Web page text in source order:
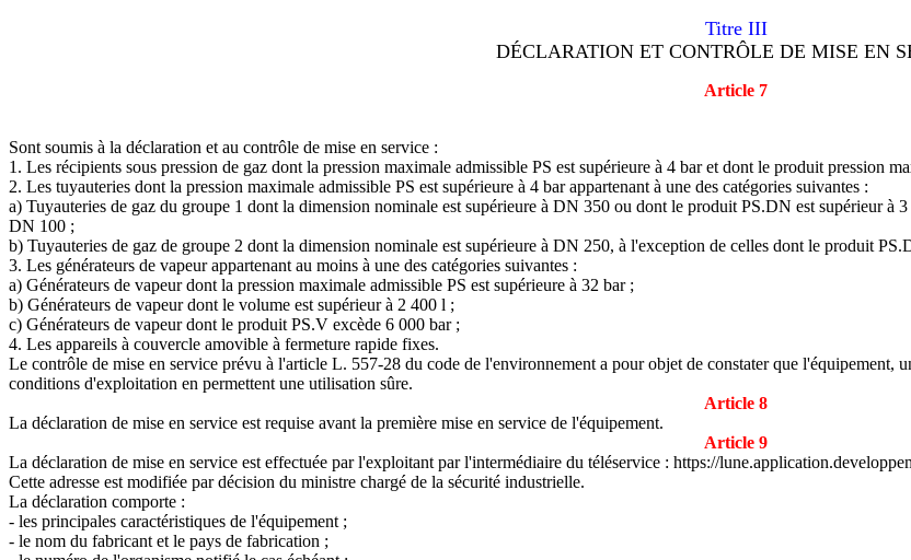
Titre III
DÉCLARATION ET CONTRÔLE DE MISE EN
Article 7
Sont soumis à la déclaration et au contrôle de mise en service :
1. Les récipients sous pression de gaz dont la pression maximale admissible PS est supérieure à 4 bar et dont le produit pression
2. Les tuyauteries dont la pression maximale admissible PS est supérieure à 4 bar appartenant à une des catégories suivantes :
a) Tuyauteries de gaz du groupe 1 dont la dimension nominale est supérieure à DN 350 ou dont le produit PS.DN est supérieur à
DN 100 ;
b) Tuyauteries de gaz de groupe 2 dont la dimension nominale est supérieure à DN 250, à l'exception de celles dont le produit
3. Les générateurs de vapeur appartenant au moins à une des catégories suivantes :
a) Générateurs de vapeur dont la pression maximale admissible PS est supérieure à 32 bar ;
b) Générateurs de vapeur dont le volume est supérieur à 2 400 l ;
c) Générateurs de vapeur dont le produit PS.V excède 6 000 bar ;
4. Les appareils à couvercle amovible à fermeture rapide fixes.
Le contrôle de mise en service prévu à l'article L. 557-28 du code de l'environnement a pour objet de constater que l'équipement,
conditions d'exploitation en permettent une utilisation sûre.
Article 8
La déclaration de mise en service est requise avant la première mise en service de l'équipement.
Article 9
La déclaration de mise en service est effectuée par l'exploitant par l'intermédiaire du téléservice : https://
Cette adresse est modifiée par décision du ministre chargé de la sécurité industrielle.
La déclaration comporte :
- les principales caractéristiques de l'équipement ;
- le nom du fabricant et le pays de fabrication ;